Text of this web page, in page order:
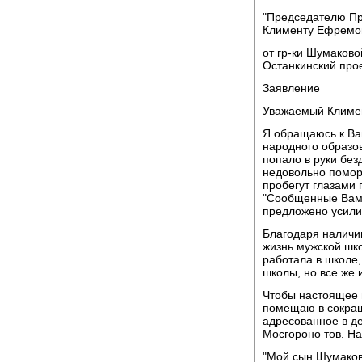
"Председателю
Клименту
от гр-ки
Останкинский
Заявление
Уважаемый
Я обращаюсь к
народного
попало в руки
недовольно
пробегут глазами
"Сообщенные
предложено
Благодаря
жизнь мужской
работала в
школы, но все же
Чтобы настоящее
помещаю в
адресованное в
Мосгороно тов.
"Мой сын